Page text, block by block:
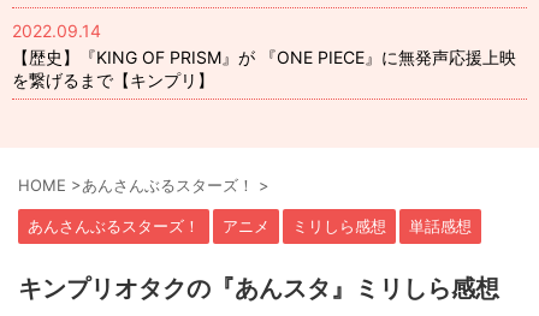
2022.09.14
【歴史】『KING OF PRISM』が 『ONE PIECE』に無発声応援上映
を繋げるまで【キンプリ】
HOME >あんさんぶるスターズ！ >
あんさんぶるスターズ！ アニメ ミリしら感想 単話感想
キンプリオタクの『あんスタ』ミリしら感想